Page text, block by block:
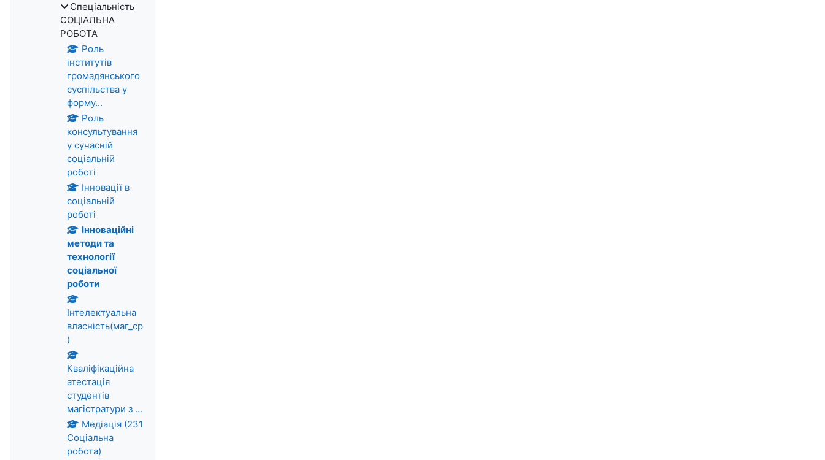
Спеціальність
СОЦІАЛЬНА
РОБОТА
Роль
інститутів
громадянського
суспільства у
форму...
Роль
консультування
у сучасній
соціальній
роботі
Інновації в
соціальній
роботі
Інноваційні
методи та
технології
соціальної
роботи
Інтелектуальна
власність(маг_ср
)
Кваліфікаційна
атестація
студентів
магістратури з ...
Медіація (231
Соціальна
робота)